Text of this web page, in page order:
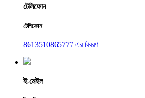
টেলিফোন
টেলিফোন
8613510865777 এর বিবরণ
ই-মেইল